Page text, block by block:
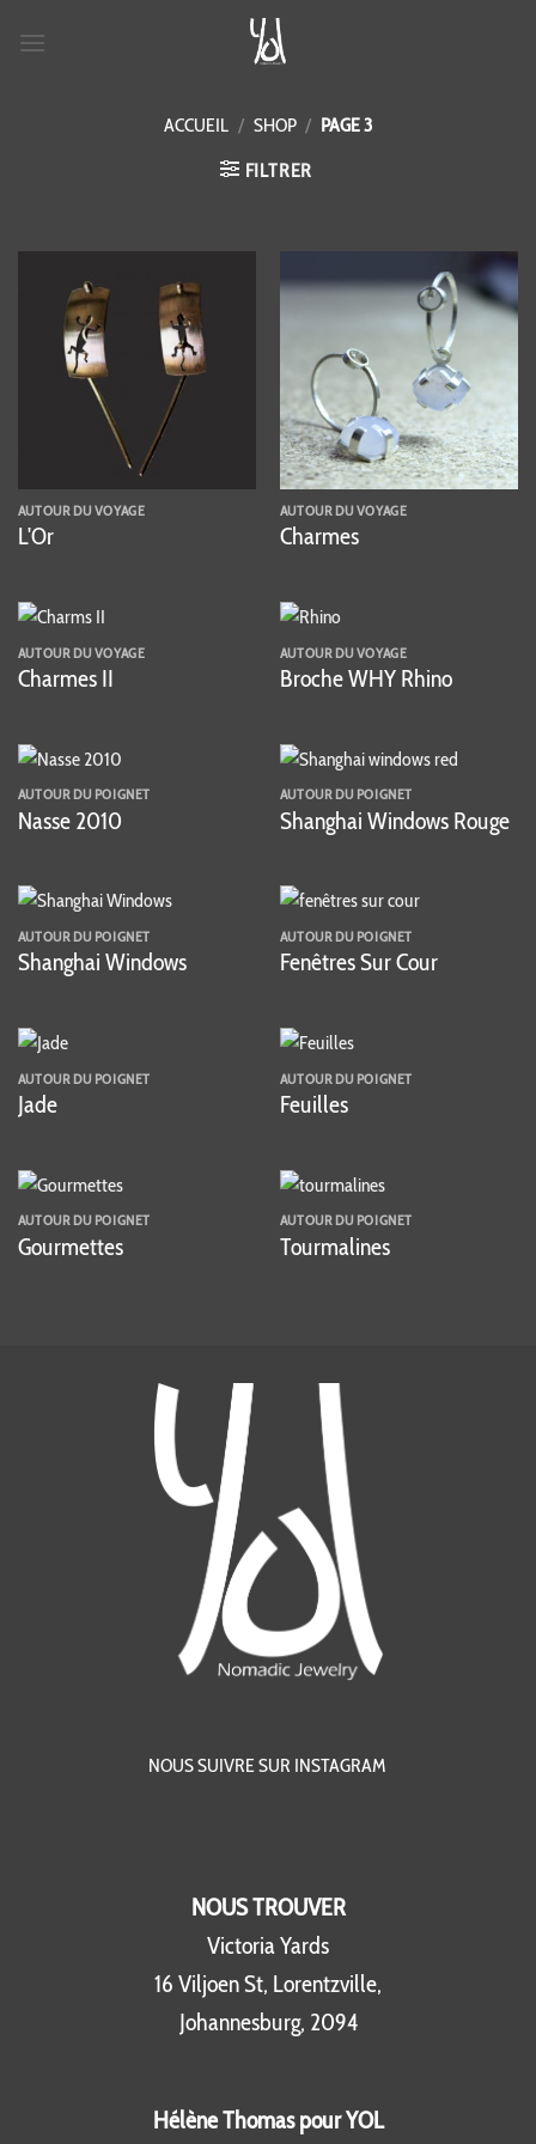
ACCUEIL / SHOP / PAGE 3
FILTRER
AUTOUR DU VOYAGE
L'Or
AUTOUR DU VOYAGE
Charmes
AUTOUR DU VOYAGE
Charmes II
AUTOUR DU VOYAGE
Broche WHY Rhino
AUTOUR DU POIGNET
Nasse 2010
AUTOUR DU POIGNET
Shanghai Windows Rouge
AUTOUR DU POIGNET
Shanghai Windows
AUTOUR DU POIGNET
Fenêtres Sur Cour
AUTOUR DU POIGNET
Jade
AUTOUR DU POIGNET
Feuilles
AUTOUR DU POIGNET
Gourmettes
AUTOUR DU POIGNET
Tourmalines
NOUS SUIVRE SUR INSTAGRAM
NOUS TROUVER
Victoria Yards
16 Viljoen St, Lorentzville,
Johannesburg, 2094
Hélène Thomas pour YOL